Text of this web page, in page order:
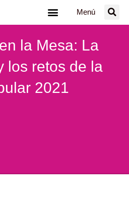
Menú
la Mesa: La
los retos de la
2021